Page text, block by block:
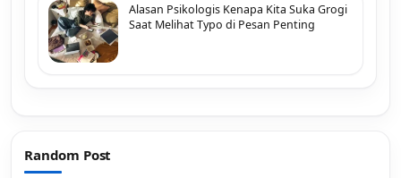
Alasan Psikologis Kenapa Kita Suka Grogi
Saat Melihat Typo di Pesan Penting
Random Post